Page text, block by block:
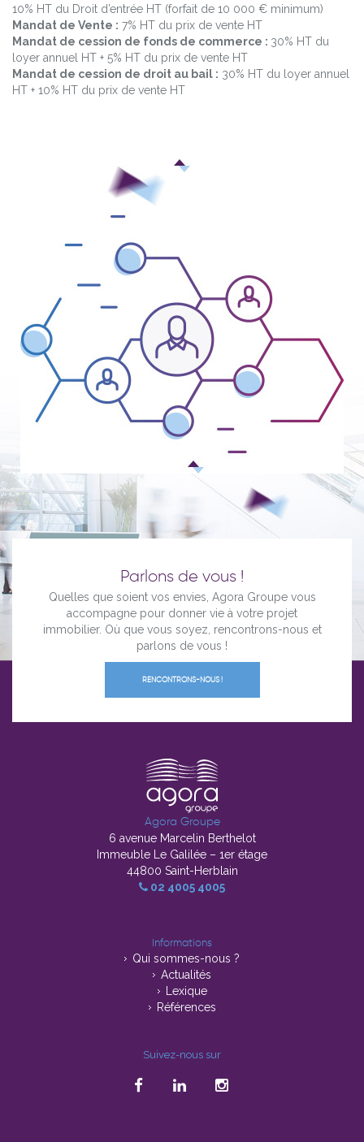
10% HT du Droit d’entrée HT (forfait de 10 000 € minimum)
Mandat de Vente : 7% HT du prix de vente HT
Mandat de cession de fonds de commerce : 30% HT du
loyer annuel HT + 5% HT du prix de vente HT
Mandat de cession de droit au bail : 30% HT du loyer annuel
HT + 10% HT du prix de vente HT
Parlons de vous !
Quelles que soient vos envies, Agora Groupe vous
accompagne pour donner vie à votre projet
immobilier. Où que vous soyez, rencontrons-nous et
parlons de vous !
RENCONTRONS-NOUS !
Agora Groupe
6 avenue Marcelin Berthelot
Immeuble Le Galilée – 1er étage
44800 Saint-Herblain
02 4005 4005
Informations
Qui sommes-nous ?
Actualités
Lexique
Références
Suivez-nous sur